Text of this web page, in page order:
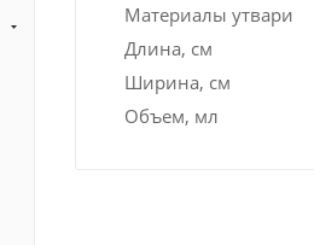
Материалы утвари
Длина, см
Ширина, см
Объем, мл